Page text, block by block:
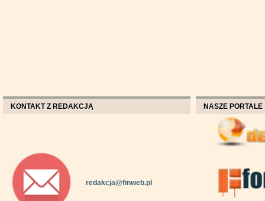
KONTAKT Z REDAKCJĄ
redakcja@finweb.pl
NASZE PORTALE